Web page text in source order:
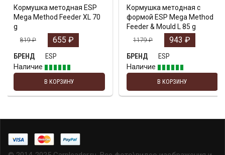
Кормушка методная ESP
Mega Method Feeder XL 70
g
819₽ 655 ₽
БРЕНД
ESP
Наличие
В КОРЗИНУ
Кормушка методная с
формой ESP Mega Method
Feeder & Mould L 85 g
1179₽ 943 ₽
БРЕНД
ESP
Наличие
В КОРЗИНУ